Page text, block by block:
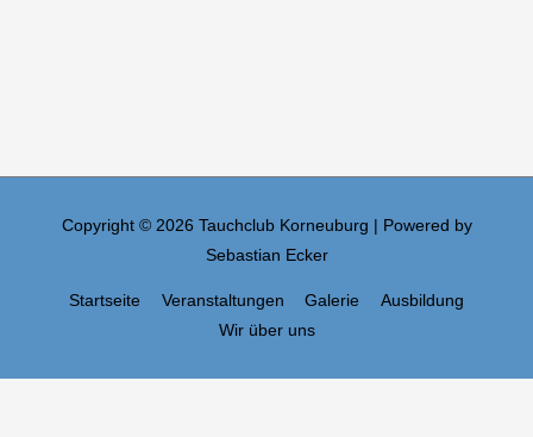
Copyright © 2026 Tauchclub Korneuburg | Powered by
Sebastian Ecker
Startseite Veranstaltungen Galerie
Ausbildung
Wir über uns